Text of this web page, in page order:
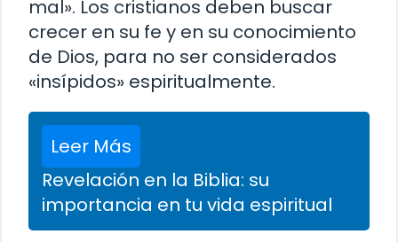
mal». Los cristianos deben buscar
crecer en su fe y en su conocimiento
de Dios, para no ser considerados
«insípidos» espiritualmente.
Leer Más
Revelación en la Biblia: su
importancia en tu vida espiritual